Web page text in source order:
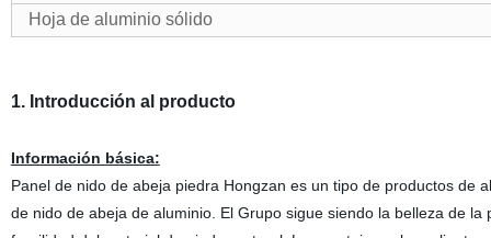
Hoja de aluminio sólido
1. Introducción al producto
Información básica:
Panel de nido de abeja piedra Hongzan es un tipo de productos
de nido de abeja de aluminio. El Grupo sigue siendo la belleza de